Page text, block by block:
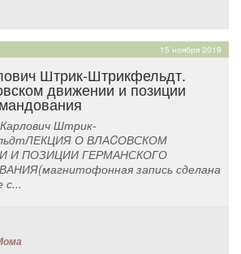
15 ноября 2019
Штрик-Штрикфельдт.
движении и позиции
Штрик-
О ВЛАCОВСКОМ
И ПОЗИЦИИ ГЕРМАНСКОГО
запись сделана
с...